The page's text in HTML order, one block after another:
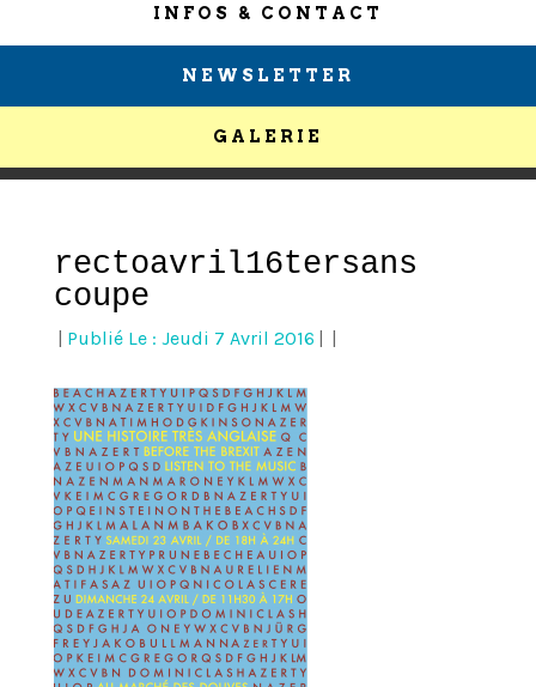
INFOS & CONTACT
NEWSLETTER
GALERIE
rectoavril16tersans
coupe
Publié Le : Jeudi 7 Avril 2016